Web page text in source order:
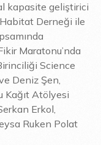
kapasite geliştirici
Derneği ile
Maratonu’nda
Science
Deniz Şen,
Kağıt Atölyesi
Erkol,
Ruken Polat